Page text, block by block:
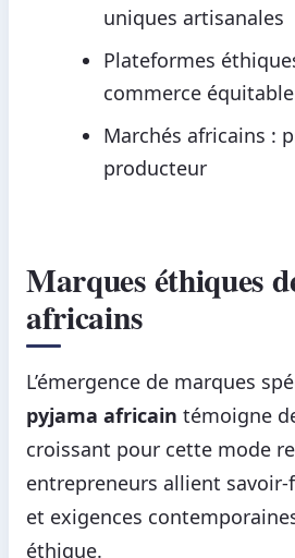
uniques artisanales
Plateformes
commerce équitable
Marchés africains :
producteur
Marques éthiques
africains
L’émergence de marques
pyjama africain témoigne
croissant pour cette mode
entrepreneurs allient
et exigences
éthique.